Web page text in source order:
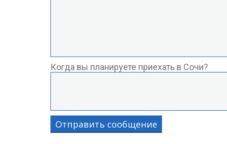
Когда вы планируете приехать в Сочи?
Отправить сообщение